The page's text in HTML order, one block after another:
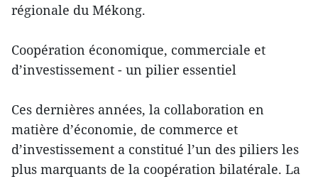
régionale du Mékong.
Coopération économique, commerciale et
d’investissement - un pilier essentiel
Ces dernières années, la collaboration en
matière d’économie, de commerce et
d’investissement a constitué l’un des piliers les
plus marquants de la coopération bilatérale. La